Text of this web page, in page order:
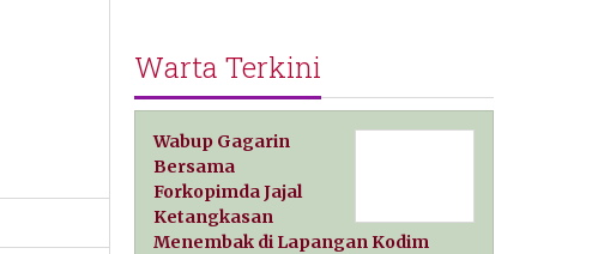
Warta Terkini
Wabup Gagarin
Bersama
Forkopimda Jajal
Ketangkasan
Menembak di Lapangan Kodim